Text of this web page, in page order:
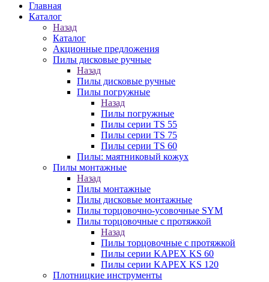
Главная
Каталог
Назад
Каталог
Акционные предложения
Пилы дисковые ручные
Назад
Пилы дисковые ручные
Пилы погружные
Назад
Пилы погружные
Пилы серии TS 55
Пилы серии TS 75
Пилы серии TS 60
Пилы: маятниковый кожух
Пилы монтажные
Назад
Пилы монтажные
Пилы дисковые монтажные
Пилы торцовочно-усовочные SYM
Пилы торцовочные с протяжкой
Назад
Пилы торцовочные с протяжкой
Пилы серии KAPEX KS 60
Пилы серии KAPEX KS 120
Плотницкие инструменты